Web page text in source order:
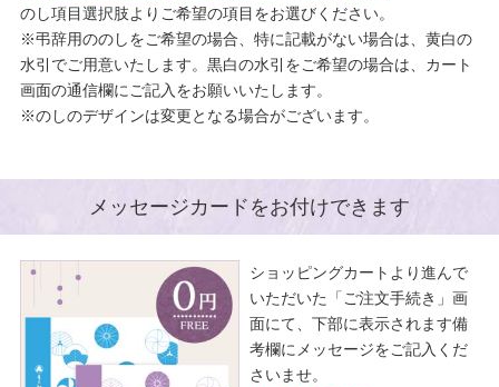
のし項目選択肢よりご希望の項目をお選びください。
※弔辞用ののしをご希望の場合、特に記載がない場合は、黄白の
水引でご用意いたします。黒白の水引をご希望の場合は、カート
画面の通信欄にご記入をお願いいたします。
※のしのデザインは変更となる場合がございます。
メッセージカードをお付けできます
ショッピングカートより進んで
いただいた「ご注文手続き」画
面にて、下部に表示されます備
考欄にメッセージをご記入くだ
さいませ。